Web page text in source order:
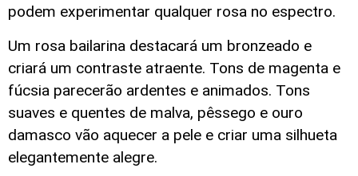
podem experimentar qualquer rosa no espectro.
Um rosa bailarina destacará um bronzeado e
criará um contraste atraente. Tons de magenta e
fúcsia parecerão ardentes e animados. Tons
suaves e quentes de malva, pêssego e ouro
damasco vão aquecer a pele e criar uma silhueta
elegantemente alegre.